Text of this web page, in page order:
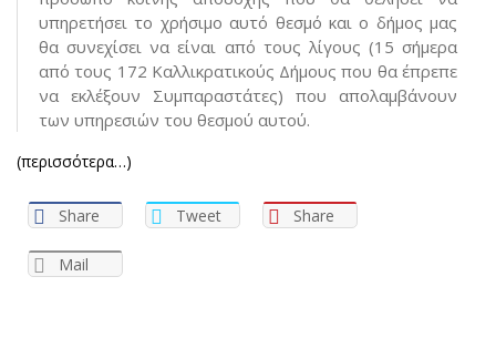
υπηρετήσει το χρήσιμο αυτό θεσμό και ο δήμος μας
θα συνεχίσει να είναι από τους λίγους (15 σήμερα
από τους 172 Καλλικρατικούς Δήμους που θα έπρεπε
να εκλέξουν Συμπαραστάτες) που απολαμβάνουν
των υπηρεσιών του θεσμού αυτού.
(περισσότερα…)
Share Tweet Share
Mail